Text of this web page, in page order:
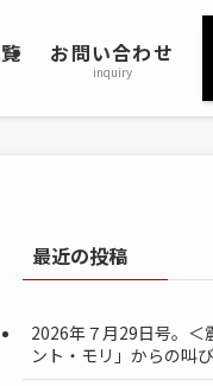
お問い合わせ
inquiry
最近の投稿
2026年７月29日号。＜
ント・モリ」からの叫